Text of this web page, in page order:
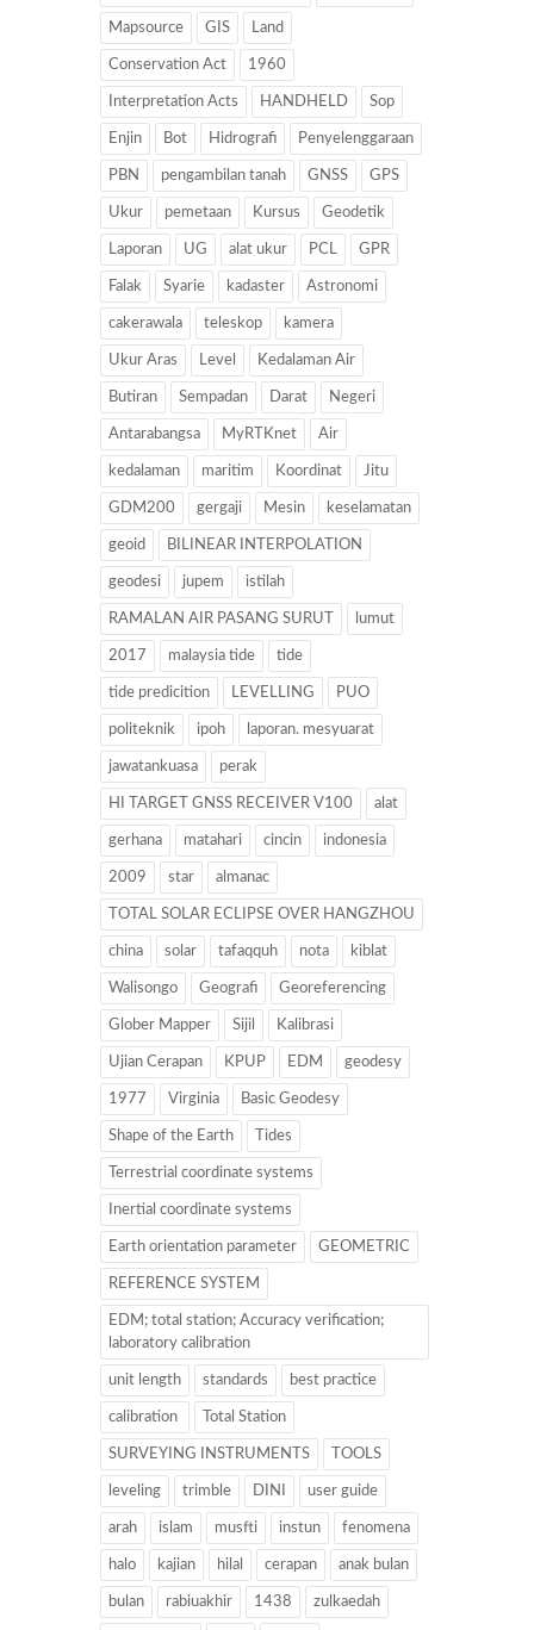
Mapsource GIS Land
Conservation Act 1960
Interpretation Acts HANDHELD Sop
Enjin Bot Hidrografi Penyelenggaraan
PBN pengambilan tanah GNSS GPS
Ukur pemetaan Kursus Geodetik
Laporan UG alat ukur PCL GPR
Falak Syarie kadaster Astronomi
cakerawala teleskop kamera
Ukur Aras Level Kedalaman Air
Butiran Sempadan Darat Negeri
Antarabangsa MyRTKnet Air
kedalaman maritim Koordinat Jitu
GDM200 gergaji Mesin keselamatan
geoid BILINEAR INTERPOLATION
geodesi jupem istilah
RAMALAN AIR PASANG SURUT lumut
2017 malaysia tide tide
tide predicition LEVELLING PUO
politeknik ipoh laporan. mesyuarat
jawatankuasa perak
HI TARGET GNSS RECEIVER V100 alat
gerhana matahari cincin indonesia
2009 star almanac
TOTAL SOLAR ECLIPSE OVER HANGZHOU
china solar tafaqquh nota kiblat
Walisongo Geografi Georeferencing
Glober Mapper Sijil Kalibrasi
Ujian Cerapan KPUP EDM geodesy
1977 Virginia Basic Geodesy
Shape of the Earth Tides
Terrestrial coordinate systems
Inertial coordinate systems
Earth orientation parameter GEOMETRIC
REFERENCE SYSTEM
EDM; total station; Accuracy verification;
laboratory calibration
unit length standards best practice
calibration Total Station
SURVEYING INSTRUMENTS TOOLS
leveling trimble DINI user guide
arah islam musfti instun fenomena
halo kajian hilal cerapan anak bulan
bulan rabiuakhir 1438 zulkaedah